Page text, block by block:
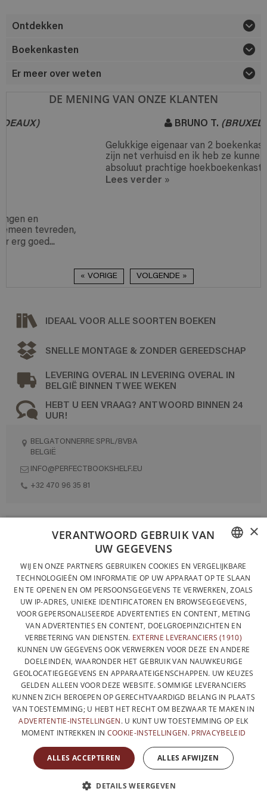
Ontdekken
Boekenkasten
Er meer over weten
DE MENING VAN ONZE KLANTEN
(BRUXELLES)
Gelukkige eigenaar van 2 boekenkasten uit je huis, we
zijn net verhuisd en ik heb ze kunnen combineren tot 1
absoluut prachtige hoekboekenkast.
« VORIGE VOLGENDE »
IDEAAL VOOR ALLE SOORTEN BOEKEN
SNELLE MONTAGE & ZONDER GEREEDSCHAP
LEVERING OVERAL IN LEVERING OVERAL IN
BELGIË BINNEN TWEE WEKEN
HEBT U EEN VRAAG? ANTWOORD BINNEN 24
UUR!
BELGATONNERRE SPRL/BVBA
BELGIË
INFO@PERFECTBOOKSHELF.EU
+32 470 96 35 81
VOLLEDIG ONTWORPEN EN GEPRODUCEERD IN BELGIË
PRIVACYBELEID
ALGEMENE VERKOOPVOORWAARDEN
SITEMAP
FRENCH
DUTCH
ENGLISH
×
VERANTWOORD GEBRUIK VAN
UW GEGEVENS
WIJ EN ONZE PARTNERS GEBRUIKEN COOKIES EN VERGELIJKBARE
TECHNOLOGIEËN OM INFORMATIE OP UW APPARAAT OP TE SLAAN
EN TE OPENEN EN OM PERSOONSGEGEVENS TE VERWERKEN, ZOALS
UW IP-ADRES, UNIEKE IDENTIFICATOREN EN BROWSEGEGEVENS,
VOOR GEPERSONALISEERDE ADVERTENTIES EN CONTENT, METING
VAN ADVERTENTIES EN CONTENT, DOELGROEPINZICHTEN EN
VERBETERING VAN DIENSTEN. EXTERNE LEVERANCIERS (1910)
KUNNEN UW GEGEVENS OOK VERWERKEN VOOR DEZE EN ANDERE
DOELEINDEN, WAARONDER HET GEBRUIK VAN NAUWKEURIGE
GEOLOCATIEGEGEVENS EN APPARAATEIGENSCHAPPEN. UW KEUZES
GELDEN ALLEEN VOOR DEZE WEBSITE. SOMMIGE LEVERANCIERS
KUNNEN ZICH BEROEPEN OP GERECHTVAARDIGD BELANG IN PLAATS
VAN TOESTEMMING; U HEBT HET RECHT OM BEZWAAR TE MAKEN IN
ADVERTENTIE-INSTELLINGEN. U KUNT UW TOESTEMMING OP ELK
MOMENT INTREKKEN IN COOKIE-INSTELLINGEN. PRIVACYBELEID
ALLES ACCEPTEREN ALLES AFWIJZEN
DETAILS WEERGEVEN